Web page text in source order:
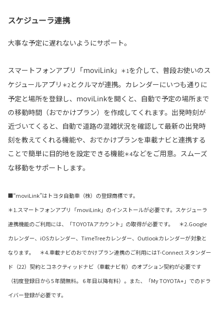
スケジューラ連携
大事な予定に遅れないようにサポート。
スマートフォンアプリ「moviLink」 ＊1を介して、普段お使いのス
ケジュールアプリ ＊2とクルマが連携。カレンダーにいつも通りに
予定と場所を登録し、moviLinkを開くと、自動で予定の場所まで
の移動時間（おでかけプラン）を作成してくれます。出発時刻が
近づいてくると、自動で道路の混雑状況を確認して最新の出発時
刻を教えてくれる機能や、おでかけプランを車載ナビと連携する
ことで簡単に目的地を設定できる機能＊4などをご用意。スムーズ
な移動をサポートします。
■“moviLink”はトヨタ自動車（株）の登録商標です。
＊1.スマートフォンアプリ「moviLink」のインストールが必要です。スケジューラ
連携機能のご利用には、「TOYOTAアカウント」の取得が必要です。 ＊2.Google
カレンダー、iOSカレンダー、TimeTreeカレンダー、Outlookカレンダーが対象と
なります。 ＊4.車載ナビのおでかけプラン連携のご利用にはT-Connect スタンダー
ド（22）契約とコネクティッドナビ（車載ナビ有）のオプション契約が必要です
（初度登録日から5 年間無料。 6 年目以降有料）。また、「My TOYOTA+」でのドラ
イバー登録が必要です。